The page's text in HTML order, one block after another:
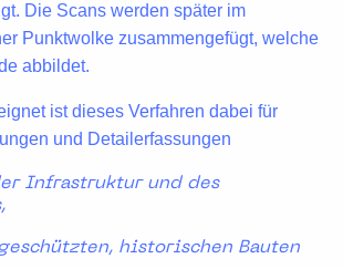
Die Scans werden später im
Punktwolke zusammengefügt, welche
abbildet.
ist dieses Verfahren dabei für
und Detailerfassungen
Infrastruktur und des
historischen Bauten